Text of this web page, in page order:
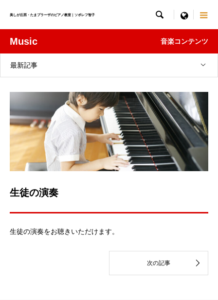
美しが丘西・たまプラーザのピアノ教室｜ソボレフ智子  menu
Music 音楽コンテンツ
最新記事
生徒の演奏
生徒の演奏をお聴きいただけます。